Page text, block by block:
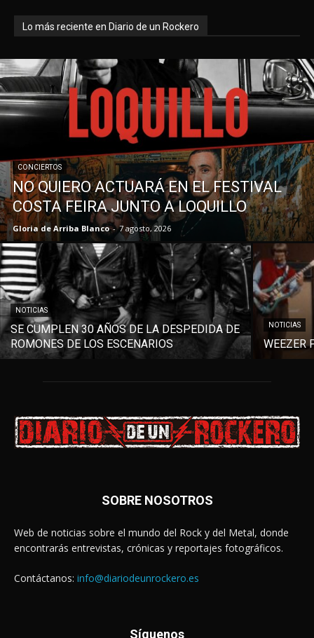
Lo más reciente en Diario de un Rockero
CONCIERTOS
NO QUIERO ACTUARÁ EN EL FESTIVAL
COSTA FEIRA JUNTO A LOQUILLO
Gloria de Arriba Blanco - 7 agosto, 2026
NOTICIAS
SE CUMPLEN 30 AÑOS DE LA DESPEDIDA DE
ROMONES DE LOS ESCENARIOS
NOTICIAS
WEEZER
SOBRE NOSOTROS
Web de noticias sobre el mundo del Rock y del Metal, donde
encontrarás entrevistas, crónicas y reportajes fotográficos.
Contáctanos: info@diariodeunrockero.es
Síguenos